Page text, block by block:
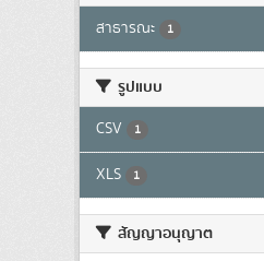
สาธารณะ 1
รูปแบบ
CSV 1
XLS 1
สัญญาอนุญาต